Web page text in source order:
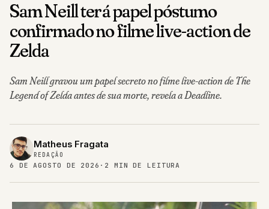
Sam Neill terá papel póstumo
confirmado no filme live-action de
Zelda
Sam Neill gravou um papel secreto no filme live-action de The
Legend of Zelda antes de sua morte, revela a Deadline.
Matheus Fragata
REDAÇÃO
6 DE AGOSTO DE 2026 · 2 MIN DE LEITURA